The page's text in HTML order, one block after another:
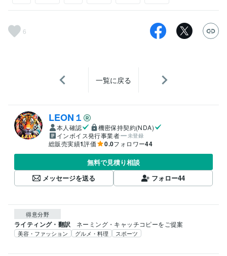
6
一覧に戻る
LEON１
本人確認
機密保持契約(NDA)
インボイス発行事業者
未登録
総販売実績1評価 0.0フォロワー44
無料で見積り相談
メッセージを送る
フォロー44
得意分野
ライティング・翻訳 ネーミング・キャッチコピーをご提案
美容・ファッション グルメ・料理 スポーツ